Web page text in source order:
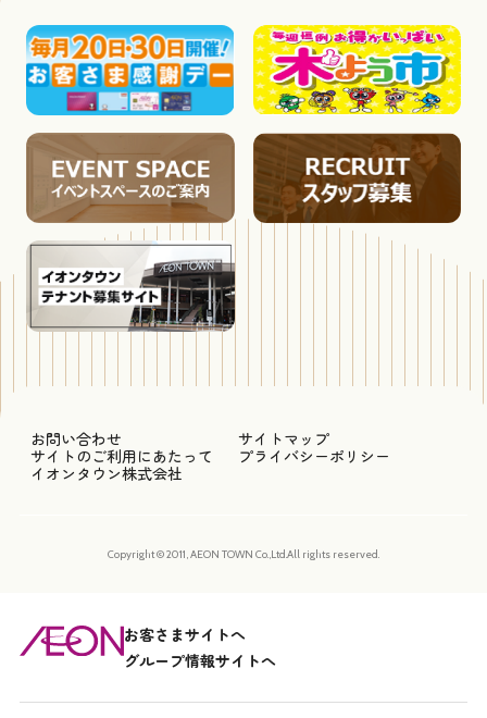
お問い合わせ
サイトマップ
サイトのご利用にあたって
プライバシーポリシー
イオンタウン株式会社
Copyright © 2011, AEON TOWN Co.,Ltd.All rights reserved.
お客さまサイトへ
グループ情報サイトへ